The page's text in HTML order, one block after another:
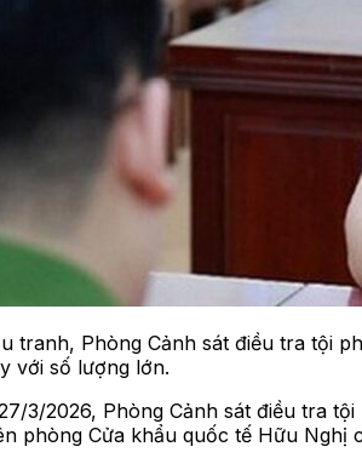
tranh, Phòng Cảnh sát điều tra tội
với số lượng lớn.
3/2026, Phòng Cảnh sát điều tra
phòng Cửa khẩu quốc tế Hữu Nghị